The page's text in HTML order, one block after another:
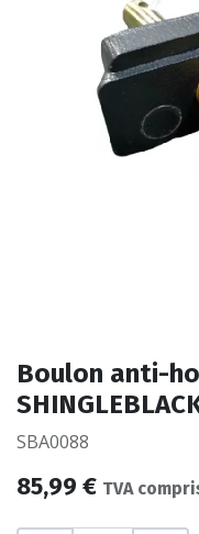
Boulon anti-
SBA0088
85,99 € TVA